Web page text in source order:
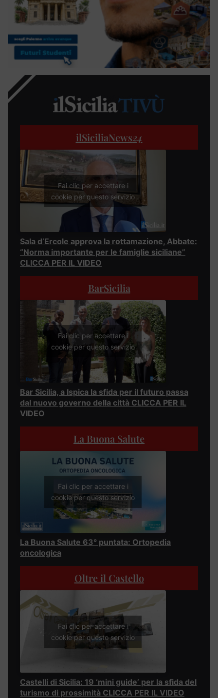
ilSiciliaNews24
Fai clic per accettare i
cookie per questo servizio
Sala d’Ercole approva la rottamazione, Abbate:
“Norma importante per le famiglie siciliane”
CLICCA PER IL VIDEO
BarSicilia
Fai clic per accettare i
cookie per questo servizio
Bar Sicilia, a Ispica la sfida per il futuro passa
dal nuovo governo della città CLICCA PER IL
VIDEO
La Buona Salute
Fai clic per accettare i
cookie per questo servizio
La Buona Salute 63° puntata: Ortopedia
oncologica
Oltre il Castello
Fai clic per accettare i
cookie per questo servizio
Castelli di Sicilia: 19 ‘mini guide’ per la sfida del
turismo di prossimità CLICCA PER IL VIDEO